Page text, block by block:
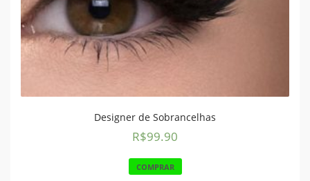
Designer de Sobrancelhas
R$99.90
COMPRAR